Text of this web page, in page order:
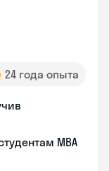
24 года опыта
MBA